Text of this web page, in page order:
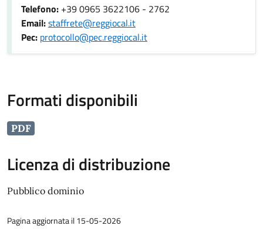
Telefono: +39 0965 3622106 - 2762
Email:staffrete@reggiocal.it
Pec: protocollo@pec.reggiocal.it
Formati disponibili
PDF
Licenza di distribuzione
Pubblico dominio
Pagina aggiornata il 15-05-2026